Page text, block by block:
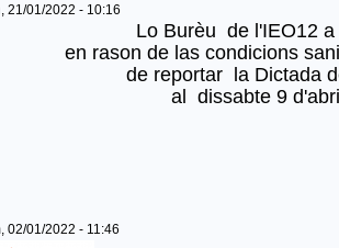
21/01/2022 - 10:16
Lo Burèu de l'IEO12 a
en rason de las condicions
de reportar la Dictada
al dissabte 9
02/01/2022 - 11:46